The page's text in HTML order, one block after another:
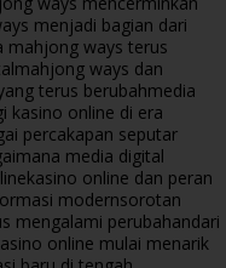
menjadi bagian dari
mahjong ways terus
mahjong ways dan
terus berubahmedia
kasino online di era
percakapan seputar
media digital
kasino online dan peran
modernsorotan
mengalami perubahandari
online mulai menarik